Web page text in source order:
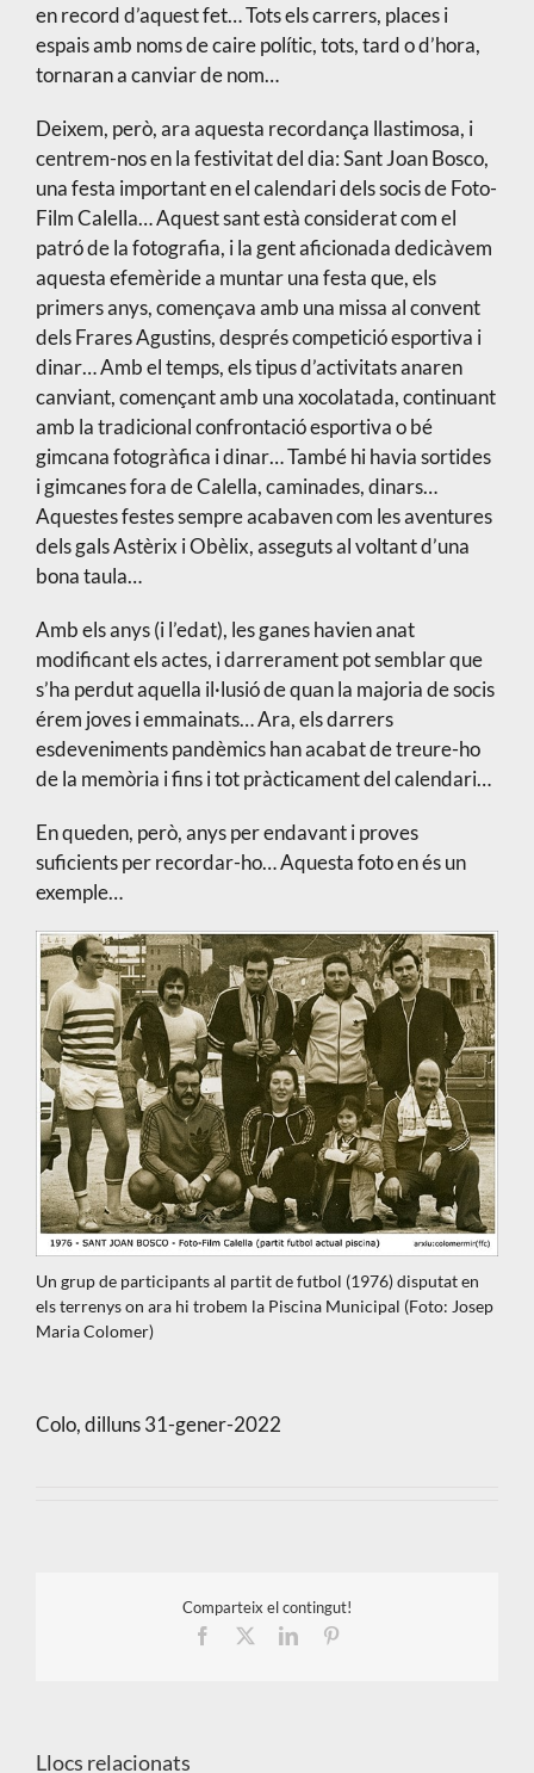
en record d’aquest fet… Tots els carrers, places i
espais amb noms de caire polític, tots, tard o d’hora,
tornaran a canviar de nom…
Deixem, però, ara aquesta recordança llastimosa, i
centrem-nos en la festivitat del dia: Sant Joan Bosco,
una festa important en el calendari dels socis de Foto-
Film Calella… Aquest sant està considerat com el
patró de la fotografia, i la gent aficionada dedicàvem
aquesta efemèride a muntar una festa que, els
primers anys, començava amb una missa al convent
dels Frares Agustins, després competició esportiva i
dinar… Amb el temps, els tipus d’activitats anaren
canviant, començant amb una xocolatada, continuant
amb la tradicional confrontació esportiva o bé
gimcana fotogràfica i dinar… També hi havia sortides
i gimcanes fora de Calella, caminades, dinars…
Aquestes festes sempre acabaven com les aventures
dels gals Astèrix i Obèlix, asseguts al voltant d’una
bona taula…
Amb els anys (i l’edat), les ganes havien anat
modificant els actes, i darrerament pot semblar que
s’ha perdut aquella il·lusió de quan la majoria de socis
érem joves i emmainats… Ara, els darrers
esdeveniments pandèmics han acabat de treure-ho
de la memòria i fins i tot pràcticament del calendari…
En queden, però, anys per endavant i proves
suficients per recordar-ho… Aquesta foto en és un
exemple…
Un grup de participants al partit de futbol (1976) disputat en
els terrenys on ara hi trobem la Piscina Municipal (Foto: Josep
Maria Colomer)
Colo, dilluns 31-gener-2022
Comparteix el contingut!
Facebook
LinkedIn
Llocs relacionats